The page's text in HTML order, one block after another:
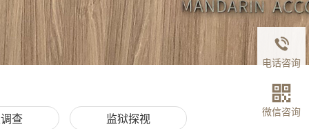
查 监狱探视
电话咨询
微信咨询